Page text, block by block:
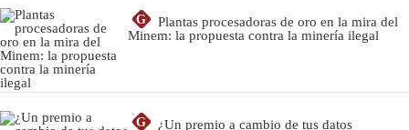
G
Plantas procesadoras de oro en la mira del
Minem: la propuesta contra la minería ilegal
G
¿Un premio a cambio de tus datos